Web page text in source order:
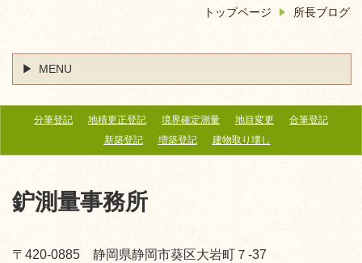
トップページ 所長ブログ
MENU
分筆登記 地積更正登記 境界確定測量 地目変更
合筆登記
新築登記
増築登記 建物取り壊し
鈩測量事務所
〒420-0885 静岡県静岡市葵区大岩町７‐37